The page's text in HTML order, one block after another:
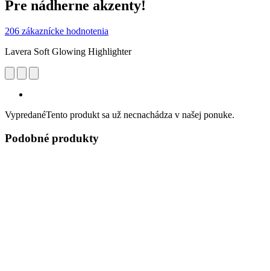
Pre nádherne akzenty!
206 zákaznícke hodnotenia
Lavera Soft Glowing Highlighter
VypredanéTento produkt sa už necnachádza v našej ponuke.
Podobné produkty